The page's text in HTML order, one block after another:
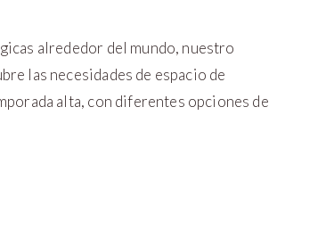
alrededor del mundo, nuestro
las necesidades de espacio de
alta, con diferentes opciones de